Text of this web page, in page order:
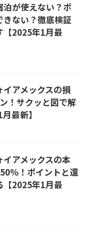
が使えない？ポ
きない？徹底検証
【2025年1月最
アメックスの損
！サクッと図で解
最新】
アメックスの本
％！ポイントと還
【2025年1月最